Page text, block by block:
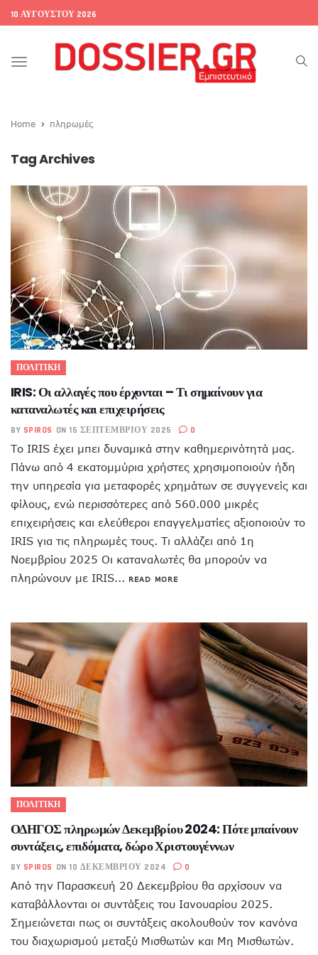
10 ΑΥΓΟΎΣΤΟΥ 2026
Toggle
Home πληρωμές
Tag Archives
ΠΟΛΙΤΙΚΗ
IRIS: Οι αλλαγές που έρχονται – Τι σημαίνουν για
καταναλωτές και επιχειρήσεις
BY SPIROS ON 15 ΣΕΠΤΕΜΒΡΊΟΥ 2025 0
Το IRIS έχει μπει δυναμικά στην καθημερινότητά μας.
Πάνω από 4 εκατομμύρια χρήστες χρησιμοποιούν ήδη
την υπηρεσία για μεταφορές χρημάτων σε συγγενείς και
φίλους, ενώ περισσότερες από 560.000 μικρές
επιχειρήσεις και ελεύθεροι επαγγελματίες αξιοποιούν το
IRIS για τις πληρωμές τους. Τι αλλάζει από 1η
Νοεμβρίου 2025 Οι καταναλωτές θα μπορούν να
πληρώνουν με IRIS... READ MORE
ΠΟΛΙΤΙΚΗ
ΟΔΗΓΟΣ πληρωμών Δεκεμβρίου 2024: Πότε μπαίνουν
συντάξεις, επιδόματα, δώρο Χριστουγέννων
BY SPIROS ON 10 ΔΕΚΕΜΒΡΊΟΥ 2024 0
Από την Παρασκευή 20 Δεκεμβρίου θα αρχίσουν να
καταβάλλονται οι συντάξεις του Ιανουαρίου 2025.
Σημειώνεται πως οι συντάξεις ακολουθούν τον κανόνα
του διαχωρισμού μεταξύ Μισθωτών και Μη Μισθωτών.